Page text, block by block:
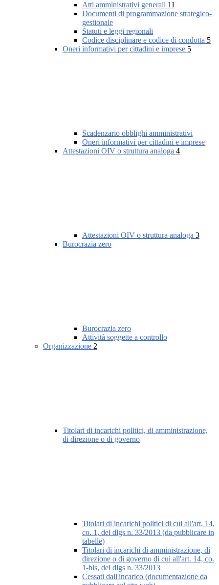
Atti amministrativi generali 11
Documenti di programmazione strategico-
gestionale
Statuti e leggi regionali
Codice disciplinare e codice di condotta 5
Oneri informativi per cittadini e imprese 5
Scadenzario obblighi amministrativi
Oneri informativi per cittadini e imprese
Attestazioni OIV o struttura analoga 4
Attestazioni OIV o struttura analoga 3
Burocrazia zero
Burocrazia zero
Attività soggette a controllo
Organizzazione 2
Titolari di incarichi politici, di amministrazione,
di direzione o di governo
Titolari di incarichi politici di cui all'art. 14,
co. 1, del dlgs n. 33/2013 (da pubblicare in
tabelle)
Titolari di incarichi di amministrazione, di
direzione o di governo di cui all'art. 14, co.
1-bis, del dlgs n. 33/2013
Cessati dall'incarico (documentazione da